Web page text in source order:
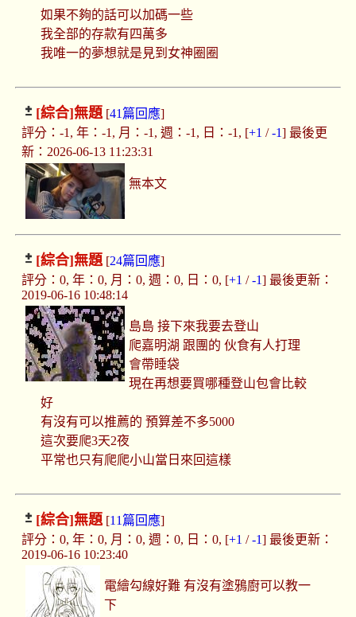
如果不夠的話可以加碼一些
我全部的存款有四萬多
我唯一的夢想就是見到女神圈圈
[綜合]無題[41篇回應]
評分：-1, 年：-1, 月：-1, 週：-1, 日：-1, [+1 /-1] 最後更
新：2026-06-13 11:23:31
無本文
[綜合]無題[24篇回應]
評分：0, 年：0, 月：0, 週：0, 日：0, [+1 /-1] 最後更新：
2019-06-16 10:48:14
島島 接下來我要去登山
爬嘉明湖 跟團的 伙食有人打理
會帶睡袋
現在再想要買哪種登山包會比較
好
有沒有可以推薦的 預算差不多5000
這次要爬3天2夜
平常也只有爬爬小山當日來回這樣
[綜合]無題[11篇回應]
評分：0, 年：0, 月：0, 週：0, 日：0, [+1 /-1] 最後更新：
2019-06-16 10:23:40
電繪勾線好難 有沒有塗鴉廚可以教一
下